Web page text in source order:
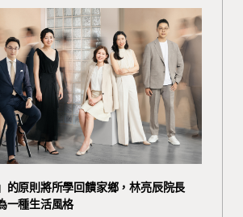
的原則將所學回饋家鄉，林亮辰院長
一種生活風格